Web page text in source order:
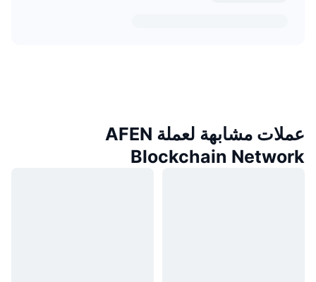
عملات مشابهة لعملة AFEN
Blockchain Network